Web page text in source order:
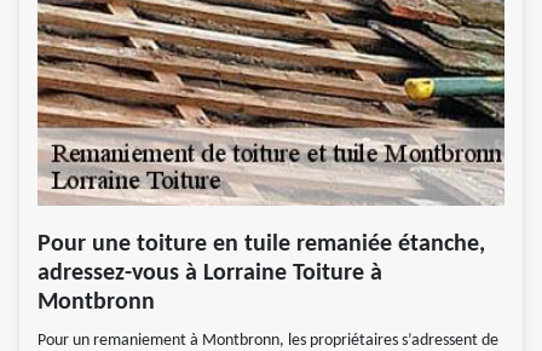
Pour une toiture en tuile remaniée étanche,
adressez-vous à Lorraine Toiture à
Montbronn
Pour un remaniement à Montbronn, les propriétaires s’adressent de